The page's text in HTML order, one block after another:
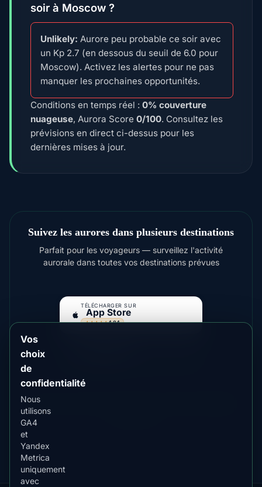
soir à Moscow ?
Unlikely: Aurore peu probable ce soir avec
un Kp 2.7 (en dessous du seuil de 6.0 pour
Moscow). Activez les alertes pour ne pas
manquer les prochaines opportunités.
Conditions en temps réel : 0% couverture
nuageuse, Aurora Score 0/100. Consultez les
prévisions en direct ci-dessus pour les
dernières mises à jour.
Suivez les aurores dans plusieurs destinations
Parfait pour les voyageurs — surveillez l'activité
aurorale dans toutes vos destinations prévues
TÉLÉCHARGER SUR
App Store
★★★★★4.84
Pour des aurores plus lumineuses, envisagez
Vos
choix
de
confidentialité
Nous
utilisons
GA4
et
Yandex
Metrica
uniquement
avec